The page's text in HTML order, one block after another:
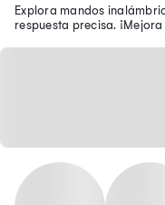
Explora mandos
respuesta precisa.